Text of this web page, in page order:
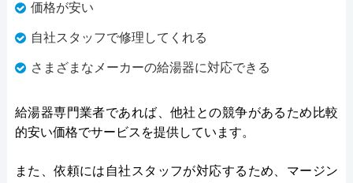
価格が安い
自社スタッフで修理してくれる
さまざまなメーカーの給湯器に対応できる
給湯器専門業者であれば、他社との競争があるため比較
的安い価格でサービスを提供しています。
また、依頼には自社スタッフが対応するため、マージン